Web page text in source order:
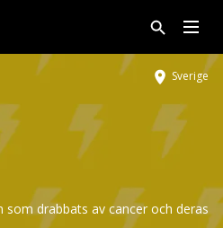
drabbats av cancer och deras
Sverige